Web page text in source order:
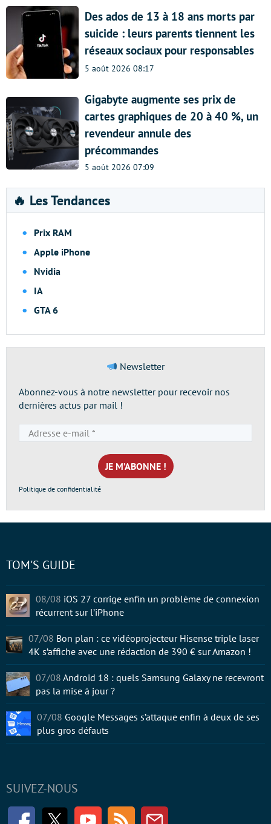
Des ados de 13 à 18 ans morts par
suicide : leurs parents tiennent les
réseaux sociaux pour responsables
5 août 2026 08:17
Gigabyte augmente ses prix de
cartes graphiques de 20 à 40 %, un
revendeur annule des
précommandes
5 août 2026 07:09
🔥 Les Tendances
Prix RAM
Apple iPhone
Nvidia
IA
GTA 6
Newsletter
Abonnez-vous à notre newsletter pour recevoir nos
dernières actus par mail !
e-
mail
*
Politique de confidentialité
SUIVEZ-NOUS
FacebookTwitter Youtube RSS Newsletter
TOM'S GUIDE
08/08 iOS 27 corrige enfin un problème de connexion
récurrent sur l’iPhone
07/08 Bon plan : ce vidéoprojecteur Hisense triple laser
4K s’affiche avec une rédaction de 390 € sur Amazon !
07/08 Android 18 : quels Samsung Galaxy ne recevront
pas la mise à jour ?
07/08 Google Messages s’attaque enfin à deux de ses
plus gros défauts